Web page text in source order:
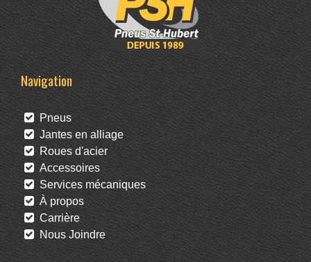
Navigation
Pneus
Jantes en alliage
Roues d'acier
Accessoires
Services mécaniques
À propos
Carrière
Nous Joindre